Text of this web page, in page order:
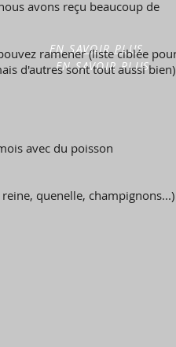
EN SAVOIR PLUS
EN SAVOIR PLUS
avons reçu beaucoup de
ramener (liste ciblée
d'autres sont tout aussi
avec du poisson
quenelle,